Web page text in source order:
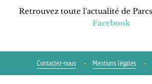
Retrouvez toute l'actualité de
Facebook
Contactez-nous Mentions légales